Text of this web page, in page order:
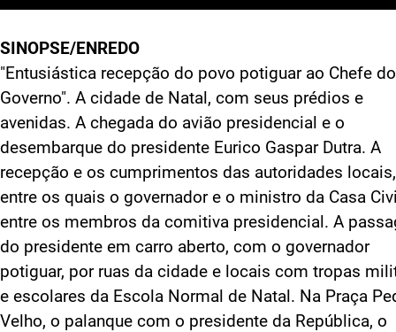
SINOPSE/ENREDO
"Entusiástica recepção do povo potiguar ao Chefe do
Governo". A cidade de Natal, com seus prédios e
avenidas. A chegada do avião presidencial e o
desembarque do presidente Eurico Gaspar Dutra. A
recepção e os cumprimentos das autoridades locais,
entre os quais o governador e o ministro da Casa
entre os membros da comitiva presidencial. A
do presidente em carro aberto, com o governador
potiguar, por ruas da cidade e locais com tropas
e escolares da Escola Normal de Natal. Na Praça
Velho, o palanque com o presidente da República, o